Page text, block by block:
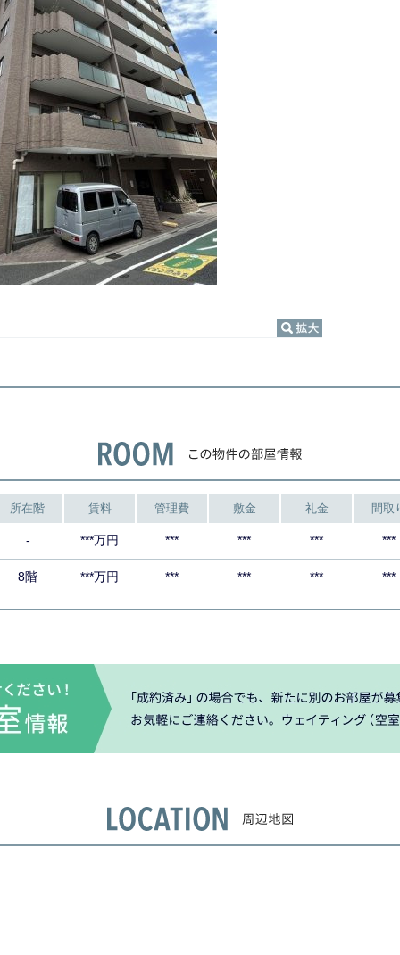
所在階 賃料 管理費 敷金 礼金 間取
- ***万円 *** *** *** ***
8階 ***万円 *** *** *** ***